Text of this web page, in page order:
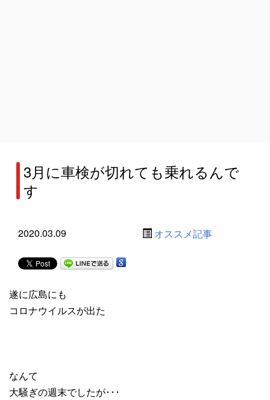
3月に車検が切れても乗れるんで
す
2020.03.09 オススメ記事
遂に広島にも
コロナウイルスが出た
なんて
大騒ぎの週末でしたが･･･